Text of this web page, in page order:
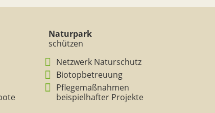
Naturpark
schützen
Netzwerk Naturschutz
Biotopbetreuung
Pflegemaßnahmen
beispielhafter Projekte